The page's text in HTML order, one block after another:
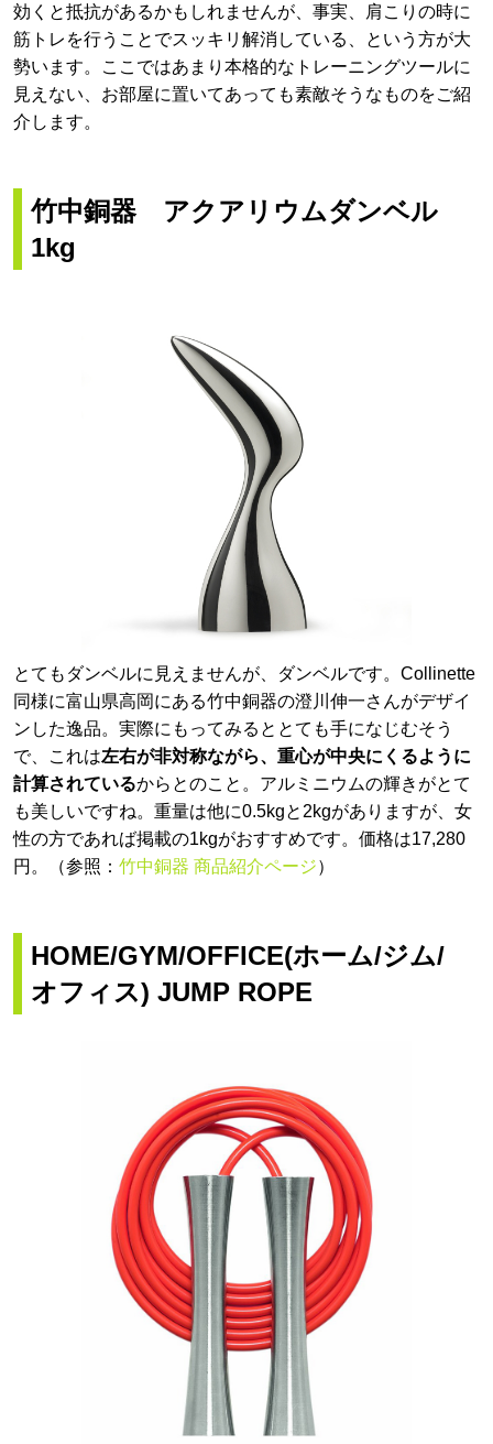
効くと抵抗があるかもしれませんが、事実、肩こりの時に
筋トレを行うことでスッキリ解消している、という方が大
勢います。ここではあまり本格的なトレーニングツールに
見えない、お部屋に置いてあっても素敵そうなものをご紹
介します。
竹中銅器 アクアリウムダンベル
1kg
とてもダンベルに見えませんが、ダンベルです。Collinette
同様に富山県高岡にある竹中銅器の澄川伸一さんがデザイ
ンした逸品。実際にもってみるととても手になじむそう
で、これは左右が非対称ながら、重心が中央にくるように
計算されているからとのこと。アルミニウムの輝きがとて
も美しいですね。重量は他に0.5kgと2kgがありますが、女
性の方であれば掲載の1kgがおすすめです。価格は17,280
円。（参照： 竹中銅器 商品紹介ページ）
HOME/GYM/OFFICE(ホーム/ジム/
オフィス) JUMP ROPE